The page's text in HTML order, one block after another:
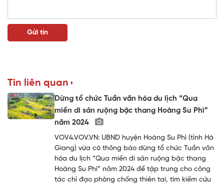
Tin liên quan
Dừng tổ chức Tuần văn hóa du lịch “Qua
miền di sản ruộng bậc thang Hoàng Su Phì”
năm 2024
VOV4.VOV.VN: UBND huyện Hoàng Su Phì (tỉnh Hà
Giang) vừa có thông báo dừng tổ chức Tuần văn
hóa du lịch “Qua miền di sản ruộng bậc thang
Hoàng Su Phì” năm 2024 để tập trung cho công
tác chỉ đạo phòng chống thiên tai, tìm kiếm cứu